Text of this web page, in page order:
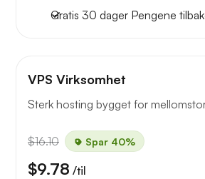
Gratis 30 dager Pengene
VPS Virksomhet
Sterk hosting bygget for
$16.10 Spar 40%
$9.78 /til